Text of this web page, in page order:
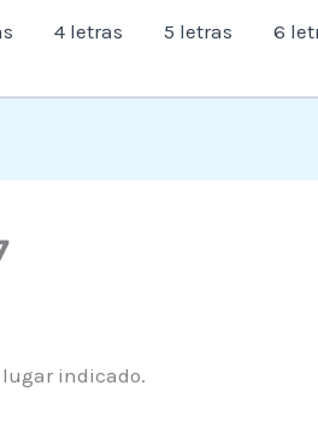
4 letras 5 letras 6
lugar indicado.